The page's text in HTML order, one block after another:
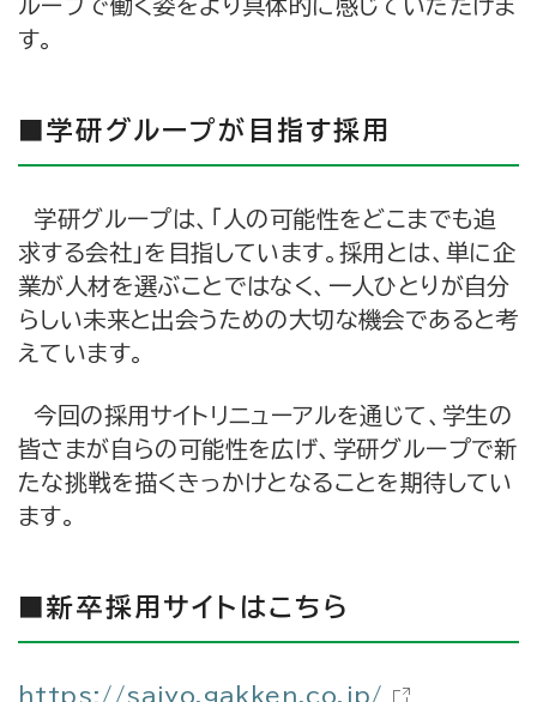
ループで働く姿をより具体的に感じていただけま
す。
■学研グループが目指す採用
学研グループは、「人の可能性をどこまでも追
求する会社」を目指しています。採用とは、単に企
業が人材を選ぶことではなく、一人ひとりが自分
らしい未来と出会うための大切な機会であると考
えています。
今回の採用サイトリニューアルを通じて、学生の
皆さまが自らの可能性を広げ、学研グループで新
たな挑戦を描くきっかけとなることを期待してい
ます。
■新卒採用サイトはこちら
https://saiyo.gakken.co.jp/